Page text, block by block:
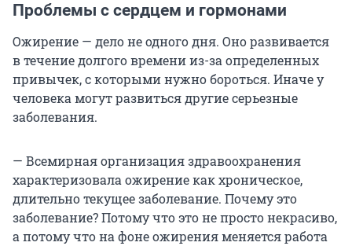
Проблемы с сердцем и гормонами
Ожирение — дело не одного дня. Оно развивается
в течение долгого времени из-за определенных
привычек, с которыми нужно бороться. Иначе у
человека могут развиться другие серьезные
заболевания.
— Всемирная организация здравоохранения
характеризовала ожирение как хроническое,
длительно текущее заболевание. Почему это
заболевание? Потому что это не просто некрасиво,
а потому что на фоне ожирения меняется работа